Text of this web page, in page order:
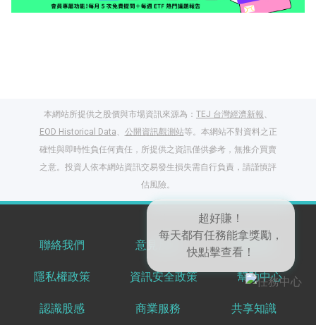
本網站所提供之股價與市場資訊來源為： TEJ 台灣經濟新報、
EOD Historical Data、 公開資訊觀測站等。本網站不對資料之正
確性與即時性負任何責任，所提供之資訊僅供參考，無推介買賣
之意。投資人依本網站資訊交易發生損失需自行負責，請謹慎評
估風險。
聯絡我們 意見反饋 服務條款
隱私權政策 資訊安全政策 幫助中心
認識股感 商業服務 共享知識
超好賺！
每天都有任務能拿獎勵，
登入股感會員，閱讀
任一文章
出國就缺這咖？股